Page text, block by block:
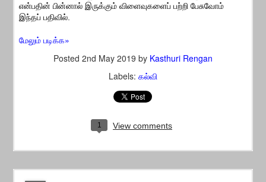
என்பதின் பின்னால் இருக்கும் விளைவுகளைப் பற்றி பேசுவோம்
இந்தப் பதிவில்.
மேலும் படிக்க»
Posted 2nd May 2019 by Kasthuri Rengan
Labels: கல்வி
1 View comments